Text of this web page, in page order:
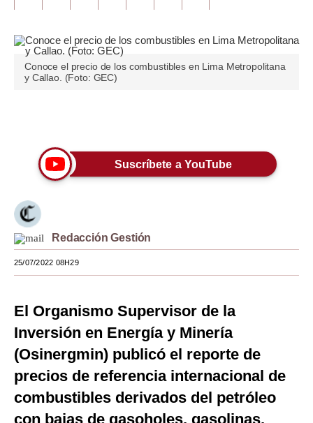
Opinión
Tendencias
Lujo
Viajes
Mundo
EEUU
España
Conoce el precio de los combustibles en Lima Metropolitana
y Callao. (Foto: GEC)
Suscríbete a YouTube
Redacción Gestión
25/07/2022 08H29
El Organismo Supervisor de la
Inversión en Energía y Minería
(Osinergmin) publicó el reporte de
precios de referencia internacional de
combustibles derivados del petróleo
con bajas de gasoholes, gasolinas,